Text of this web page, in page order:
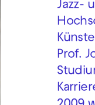
Jazz-
Prof.